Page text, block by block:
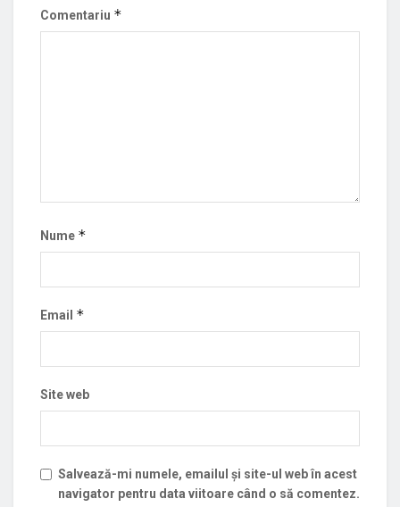
Comentariu *
Nume *
Email *
Site web
Salvează-mi numele, emailul și site-ul web în acest
navigator pentru data viitoare când o să comentez.